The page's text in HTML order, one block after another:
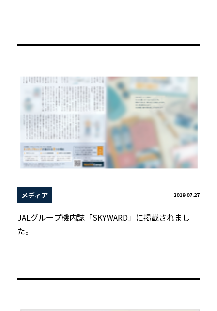
メディア 2019.07.27
JALグループ機内誌「SKYWARD」に掲載されまし
た。